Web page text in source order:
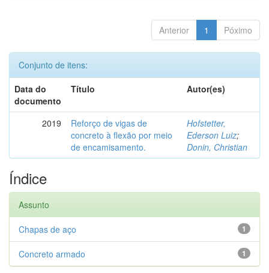
Anterior 1 Póximo
Conjunto de itens:
Data do
documento
Título Autor(es)
2019
Reforço de vigas de
concreto à flexão por meio
de encamisamento.
Hofstetter,
Ederson Luiz;
Donin, Christian
Índice
Assunto
1
Chapas de aço
1
Concreto armado